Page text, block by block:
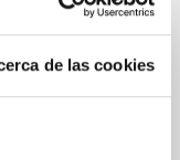
de las cookies